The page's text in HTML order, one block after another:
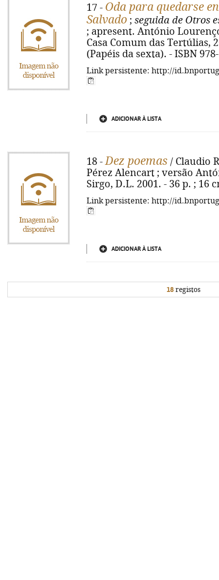
17 - Oda para quedarse
Salvado ; seguida de Otros
; apresent. António
Casa Comum das Tertúlias,
(Papéis da sexta). - ISBN
Link persistente: http://
ADICIONAR À LISTA
18 -Dez poemas / Claudio
Pérez Alencart ; versão
Sirgo, D.L. 2001. - 36 p. ; 16
Link persistente: http://
ADICIONAR À LISTA
18registos